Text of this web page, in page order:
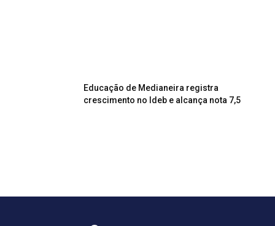
Educação de Medianeira registra
crescimento no Ideb e alcança nota 7,5